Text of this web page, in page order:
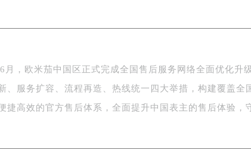
字楼1号楼18层1803室（需提前预约）
城写字楼1号楼16层1604室（需提前预约）
务中心东塔写字楼（华润万象城）17层1706室（需提前预
月，欧米茄中国区正式完成全国售后服务网络全面优化升
、服务扩容、流程再造、热线统一四大举措，构建覆盖全
捷高效的官方售后体系，全面提升中国表主的售后体验，